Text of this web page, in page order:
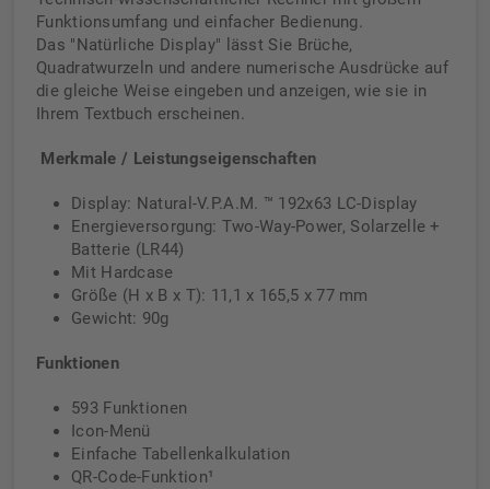
Funktionsumfang und einfacher Bedienung.
Das "Natürliche Display" lässt Sie Brüche,
Quadratwurzeln und andere numerische Ausdrücke auf
die gleiche Weise eingeben und anzeigen, wie sie in
Ihrem Textbuch erscheinen.
Merkmale / Leistungseigenschaften
Display: Natural-V.P.A.M. ™ 192x63 LC-Display
Energieversorgung: Two-Way-Power, Solarzelle +
Batterie (LR44)
Mit Hardcase
Größe (H x B x T): 11,1 x 165,5 x 77 mm
Gewicht: 90g
Funktionen
593 Funktionen
Icon-Menü
Einfache Tabellenkalkulation
QR-Code-Funktion¹